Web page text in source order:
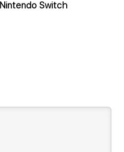
Switch